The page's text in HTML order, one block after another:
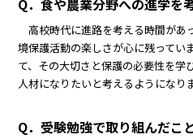
Q．食や農業分野への進学を
高校時代に進路を考える時間があ
境保護活動の楽しさが心に残ってい
て、その大切さと保護の必要性を学
人材になりたいと考えるようになり
Q．受験勉強で取り組んだこ